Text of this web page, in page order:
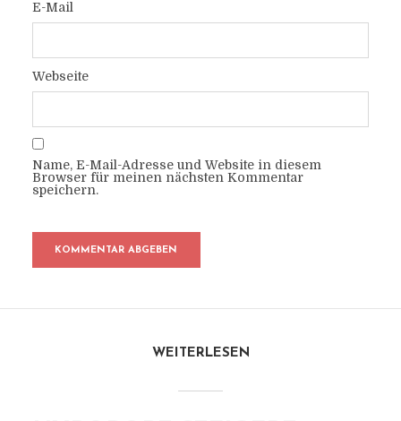
E-Mail
Webseite
Name, E-Mail-Adresse und Website in diesem
Browser für meinen nächsten Kommentar
speichern.
WEITERLESEN